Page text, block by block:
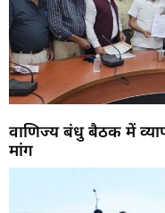
वाणिज्य बंधु बैठक में
मांग